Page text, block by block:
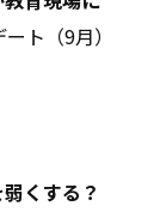
ト（9月）
くする？